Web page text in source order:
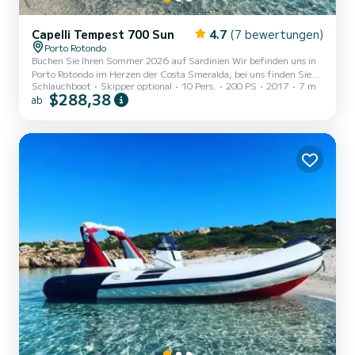
Capelli Tempest 700 Sun 4.7 (7 bewertungen)
Porto Rotondo
Buchen Sie Ihren Sommer 2026 auf Sardinien Wir befinden uns in
Porto Rotondo im Herzen der Costa Smeralda, bei uns finden Sie
auch einen bewachten Parkplatz für Ihr Auto und eine kleine Bar,
um sich zu entspannen und unser wunderschönes Meer zu
Schlauchboot Skipper optional 10 Pers. 200 PS 2017 7 m
ab $288,38